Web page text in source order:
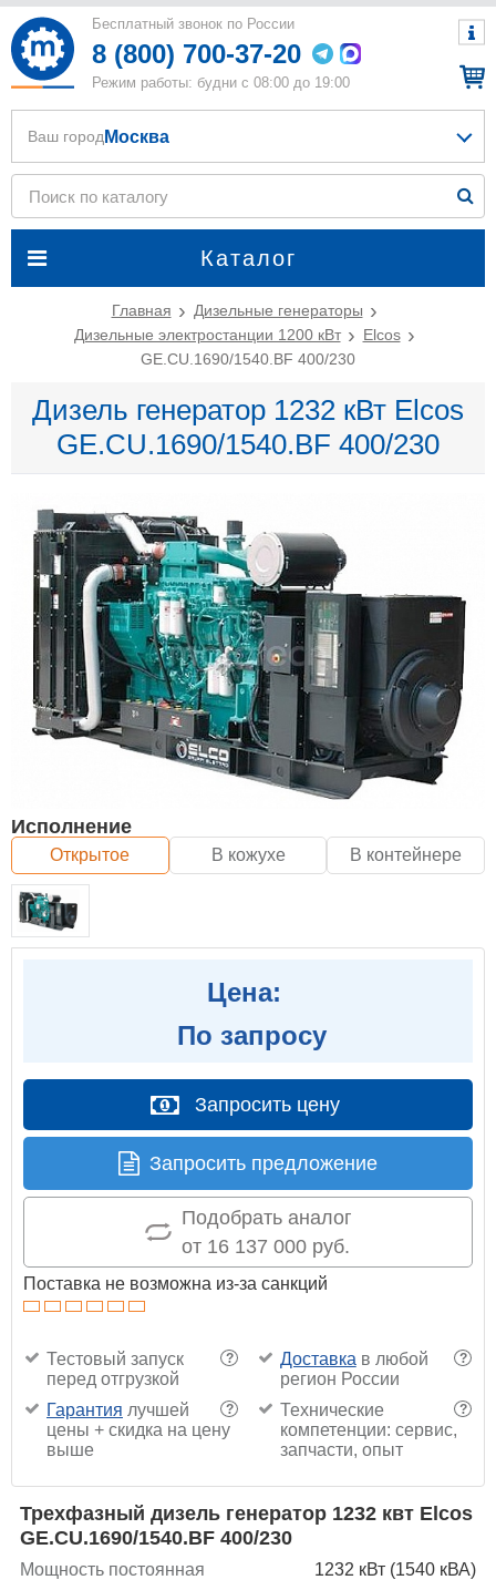
Бесплатный звонок по России
8 (800) 700-37-20
Режим работы: будни с 08:00 до 19:00
Каталог
Ваш город Москва
Главная
Дизельные генераторы
Дизельные электростанции 1200 кВт
Elcos
GE.CU.1690/1540.BF 400/230
Дизель генератор 1232 кВт Elcos
GE.CU.1690/1540.BF 400/230
Исполнение
Открытое В кожухе В контейнере
Цена:
По запросу
Запросить цену
Запросить предложение
Подобрать аналог
от 16 137 000 руб.
Поставка не возможна из-за санкций
?
Тестовый запуск
перед отгрузкой
?
Доставка в любой
регион России
?
Гарантия лучшей
цены + скидка на цену
выше
?
Технические
компетенции: сервис,
запчасти, опыт
Трехфазный дизель генератор 1232 квт Elcos
GE.CU.1690/1540.BF 400/230
Мощность постоянная
1232 кВт (1540 кВА)